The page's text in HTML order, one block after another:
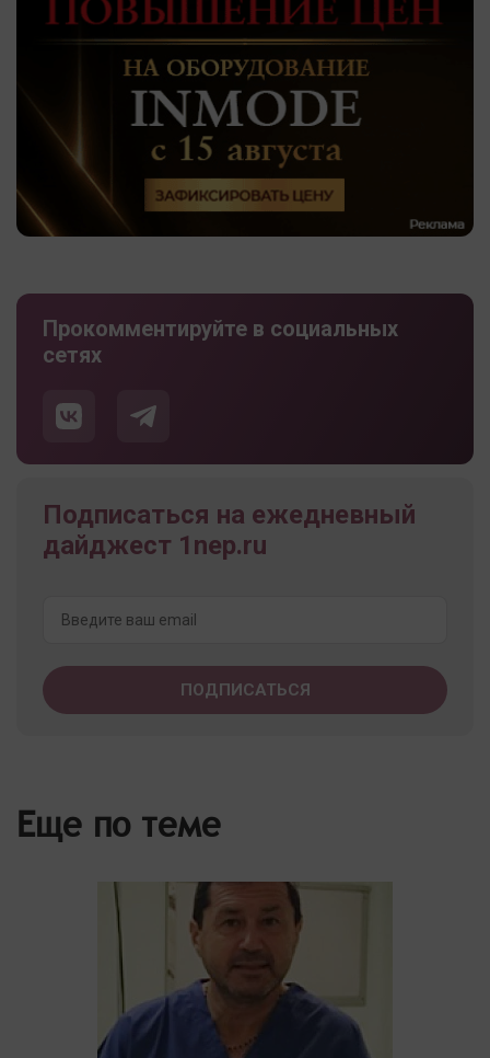
Прокомментируйте в социальных
сетях
Подписаться на ежедневный
дайджест 1nep.ru
Еще по теме